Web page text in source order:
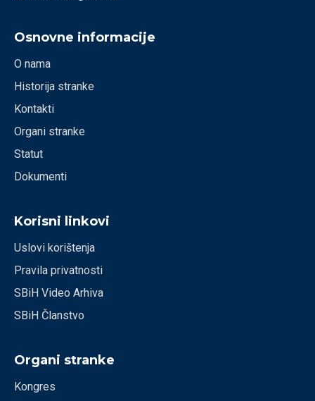
Osnovne informacije
O nama
Historija stranke
Kontakti
Organi stranke
Statut
Dokumenti
Korisni linkovi
Uslovi korištenja
Pravila privatnosti
SBiH Video Arhiva
SBiH Članstvo
Organi stranke
Kongres